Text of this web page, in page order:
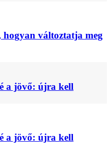
hogyan változtatja meg
a jövő: újra kell
a jövő: újra kell